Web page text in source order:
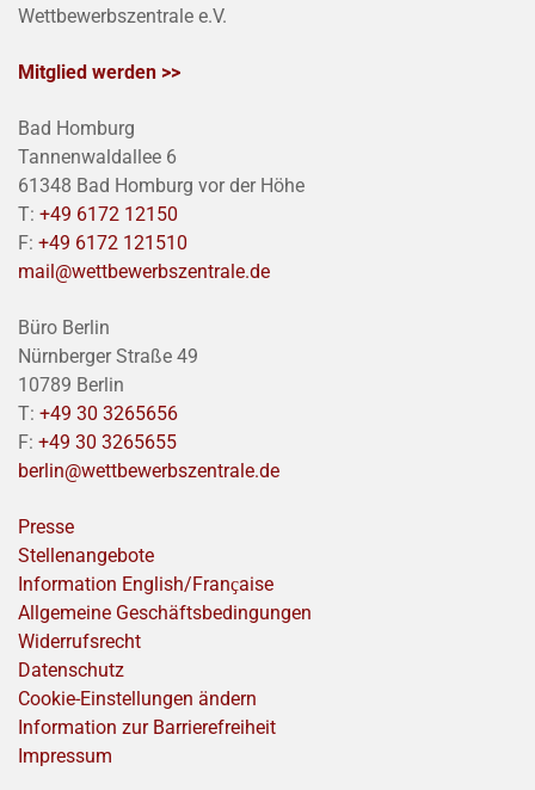
Wettbewerbszentrale e.V.
Mitglied werden >>
Bad Homburg
Tannenwaldallee 6
61348 Bad Homburg vor der Höhe
T: +49 6172 12150
F: +49 6172 121510
mail@wettbewerbszentrale.de
Büro Berlin
Nürnberger Straße 49
10789 Berlin
T: +49 30 3265656
F: +49 30 3265655
berlin@wettbewerbszentrale.de
Presse
Stellenangebote
Information English/Franҫaise
Allgemeine Geschäftsbedingungen
Widerrufsrecht
Datenschutz
Cookie-Einstellungen ändern
Information zur Barrierefreiheit
Impressum